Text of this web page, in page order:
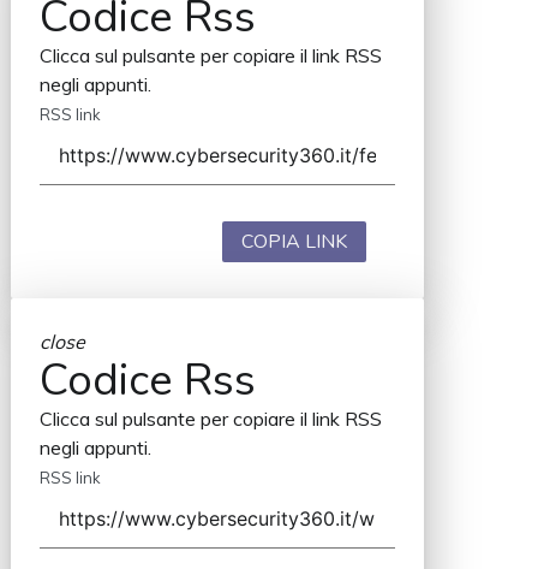
Codice Rss
Clicca sul pulsante per copiare il link RSS
negli appunti.
RSS link
COPIA LINK
close
Codice Rss
Clicca sul pulsante per copiare il link RSS
negli appunti.
RSS link